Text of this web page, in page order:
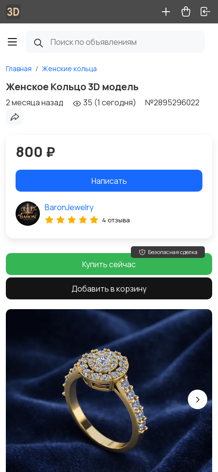
Главная Женские кольца
Женское Кольцо 3D модель
2 месяца назад 35 (1 сегодня) №2895296022
800 ₽
Написать
BaronJewelry
4 отзыва
Безопасная сделка
Купить сейчас
Добавить в корзину